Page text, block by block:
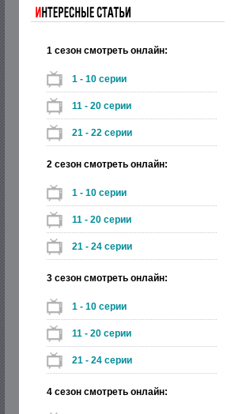
1 сезон смотреть онлайн:
1 - 10 серии
11 - 20 серии
21 - 22 серии
2 сезон смотреть онлайн:
1 - 10 серии
11 - 20 серии
21 - 24 серии
3 сезон смотреть онлайн:
1 - 10 серии
11 - 20 серии
21 - 24 серии
4 сезон смотреть онлайн: